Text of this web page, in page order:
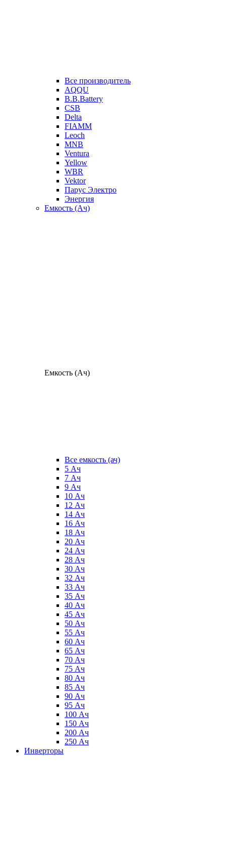
Все производитель
AQQU
B.B.Battery
CSB
Delta
FIAMM
Leoch
MNB
Ventura
Yellow
WBR
Vektor
Парус Электро
Энергия
Емкость (Ач)
Емкость (Ач)
Все емкость (ач)
5 Ач
7 Ач
9 Ач
10 Ач
12 Ач
14 Ач
16 Ач
18 Ач
20 Ач
24 Ач
28 Ач
30 Ач
32 Ач
33 Ач
35 Ач
40 Ач
45 Ач
50 Ач
55 Ач
60 Ач
65 Ач
70 Ач
75 Ач
80 Ач
85 Ач
90 Ач
95 Ач
100 Ач
150 Ач
200 Ач
250 Ач
Инверторы